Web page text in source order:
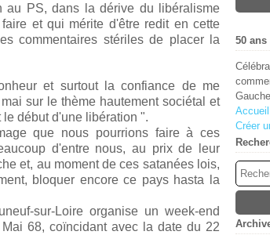
au PS, dans la dérive du libéralisme
et qui mérite d'être redit en cette
commentaires stériles de placer la
et surtout la confiance de me
sur le thème hautement sociétal et
début d'une libération ".
que nous pourrions faire à ces
d'entre nous, au prix de leur
et, au moment de ces satanées lois,
bloquer encore ce pays hasta la
sur-Loire organise un week-end
68, coïncidant avec la date du 22
50 ans
Créer